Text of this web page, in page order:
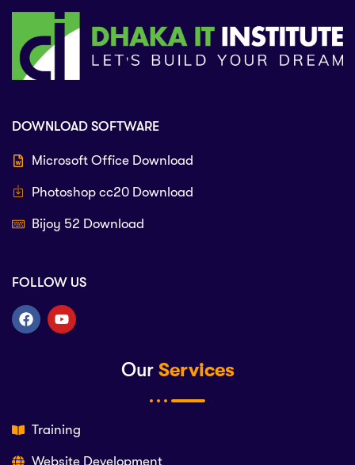
Our Services
Training
Website Development
DOWNLOAD SOFTWARE
Microsoft Office Download
Photoshop cc20 Download
Bijoy 52 Download
FOLLOW US